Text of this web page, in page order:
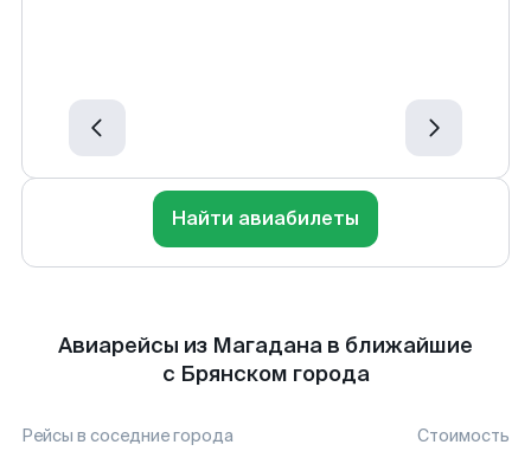
Найти авиабилеты
Авиарейсы из Магадана в ближайшие
с Брянском города
Рейсы в соседние города Стоимость